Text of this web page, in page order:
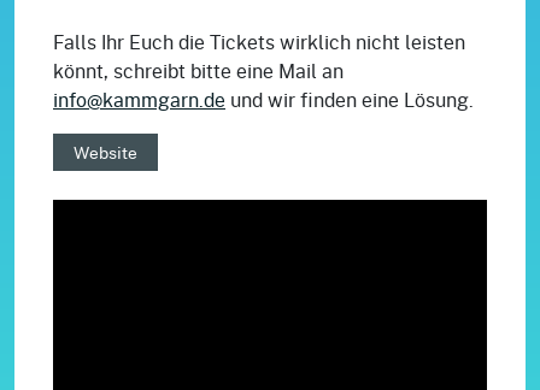
Falls Ihr Euch die Tickets wirklich nicht leisten
könnt, schreibt bitte eine Mail an
info@kammgarn.de und wir finden eine Lösung.
Website